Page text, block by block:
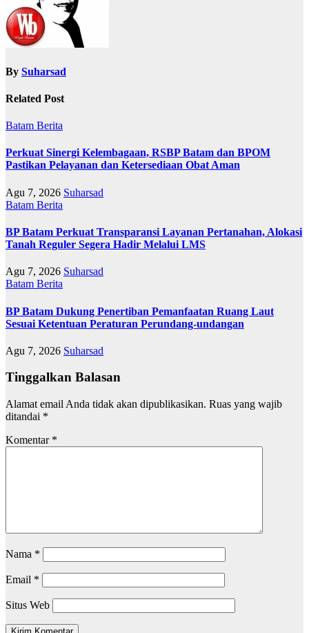
By Suharsad
Related Post
Batam Berita
Perkuat Sinergi Kelembagaan, RSBP Batam dan BPOM
Pastikan Pelayanan dan Ketersediaan Obat Aman
Agu 7, 2026 Suharsad
Batam Berita
BP Batam Perkuat Transparansi Layanan Pertanahan, Alokasi
Tanah Reguler Segera Hadir Melalui LMS
Agu 7, 2026 Suharsad
Batam Berita
BP Batam Dukung Penertiban Pemanfaatan Ruang Laut
Sesuai Ketentuan Peraturan Perundang-undangan
Agu 7, 2026 Suharsad
Tinggalkan Balasan
Alamat email Anda tidak akan dipublikasikan. Ruas yang wajib
ditandai *
Komentar *
Nama *
Email *
Situs Web